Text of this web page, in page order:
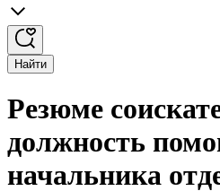
Найти
Резюме
должность
начальника